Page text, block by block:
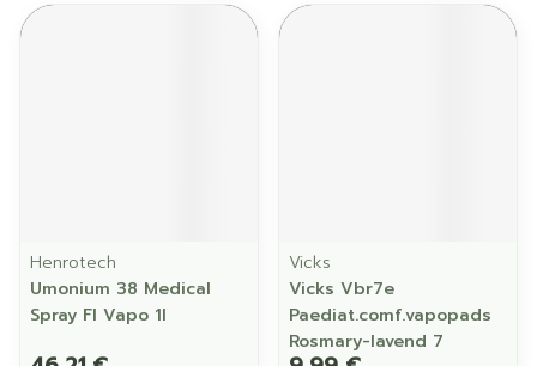
Henrotech
Umonium 38 Medical
Spray Fl Vapo 1l
Vicks
Vicks Vbr7e
Paediat.comf.vapopads
Rosmary-lavend 7